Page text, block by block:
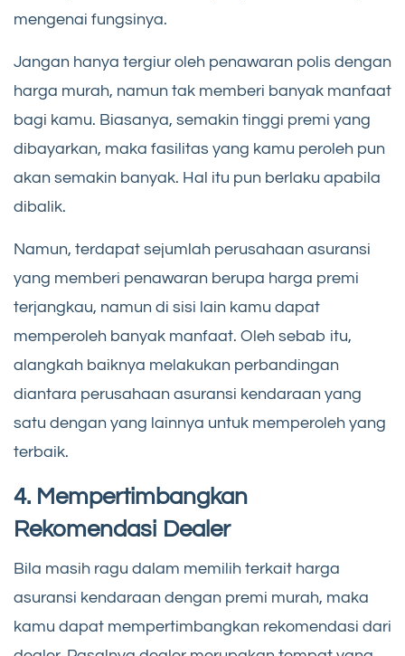
mengenai fungsinya.
Jangan hanya tergiur oleh penawaran polis dengan
harga murah, namun tak memberi banyak manfaat
bagi kamu. Biasanya, semakin tinggi premi yang
dibayarkan, maka fasilitas yang kamu peroleh pun
akan semakin banyak. Hal itu pun berlaku apabila
dibalik.
Namun, terdapat sejumlah perusahaan asuransi
yang memberi penawaran berupa harga premi
terjangkau, namun di sisi lain kamu dapat
memperoleh banyak manfaat. Oleh sebab itu,
alangkah baiknya melakukan perbandingan
diantara perusahaan asuransi kendaraan yang
satu dengan yang lainnya untuk memperoleh yang
terbaik.
4. Mempertimbangkan
Rekomendasi Dealer
Bila masih ragu dalam memilih terkait harga
asuransi kendaraan dengan premi murah, maka
kamu dapat mempertimbangkan rekomendasi dari